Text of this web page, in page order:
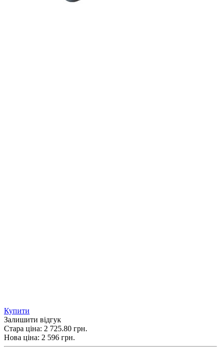
Купити
Залишити відгук
Стара ціна: 2 725.80 грн.
Нова ціна: 2 596 грн.